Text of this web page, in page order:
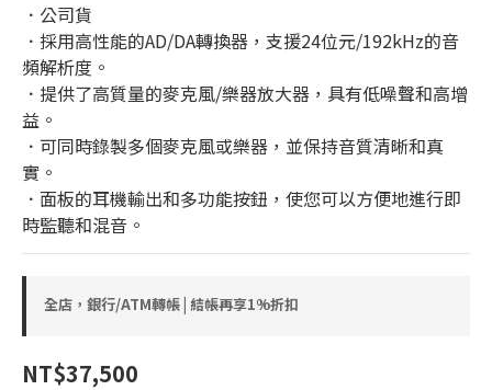
．公司貨
．採用高性能的AD/DA轉換器，支援24位元/192kHz的音
頻解析度。
．提供了高質量的麥克風/樂器放大器，具有低噪聲和高增
益。
．可同時錄製多個麥克風或樂器，並保持音質清晰和真
實。
．面板的耳機輸出和多功能按鈕，使您可以方便地進行即
時監聽和混音。
全店，銀行/ATM轉帳 | 結帳再享1%折扣
NT$37,500